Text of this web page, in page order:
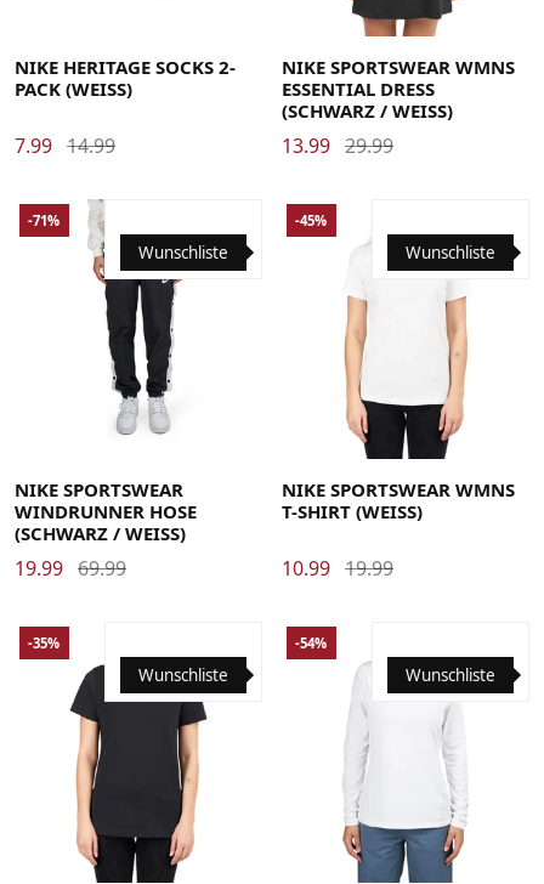
NIKE HERITAGE SOCKS 2-
PACK (WEISS)
7.99 14.99
MediumSmallX-Small
NIKE SPORTSWEAR WMNS
ESSENTIAL DRESS
(SCHWARZ / WEISS)
13.99 29.99
SmallX-Large
Wunschliste
-71%
NIKE SPORTSWEAR
WINDRUNNER HOSE
(SCHWARZ / WEISS)
19.99 69.99
Medium Small X-Small
Wunschliste
-45%
NIKE SPORTSWEAR WMNS
T-SHIRT (WEISS)
10.99 19.99
Medium Small X-Small
Wunschliste
-35%
Small X-Small
Wunschliste
-54%